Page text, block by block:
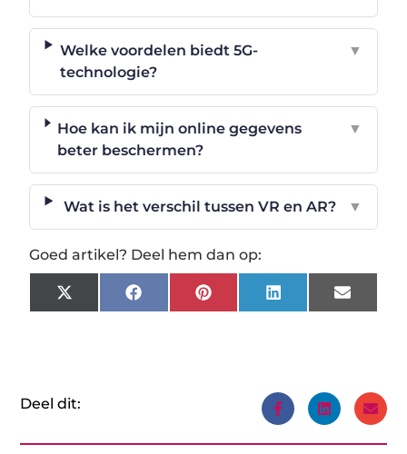
Welke voordelen biedt 5G-
technologie?
▼
Hoe kan ik mijn online gegevens
beter beschermen?
▼
Wat is het verschil tussen VR en AR? ▼
Goed artikel? Deel hem dan op:
X
(Twitter)
FacebookPinterestLinkedInEmail
Deel dit: